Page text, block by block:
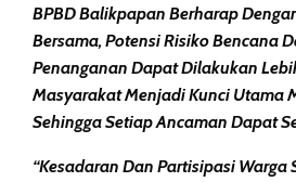
BPBD Balikpapan Berharap
Bersama, Potensi Risiko Bencana
Penanganan Dapat Dilakukan
Masyarakat Menjadi Kunci Utama
Sehingga Setiap Ancaman Dapat
“Kesadaran Dan Partisipasi Warga